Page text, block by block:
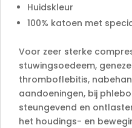
Huidskleur
100% katoen met
Voor zeer sterke
stuwingsoedeem,
thromboflebitis,
aandoeningen, bij
steungevend en
het houdings- en